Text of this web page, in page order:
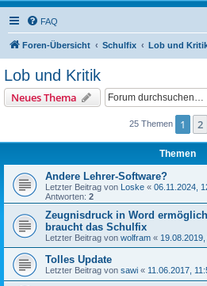
FAQ
Foren-Übersicht Schulfix Lob und
Lob und Kritik
Neues Thema
25 Themen 1 2
Themen
Andere Lehrer-Software?
Letzter Beitrag von Loske « 06.11.2024,
Antworten: 2
Zeugnisdruck in Word
braucht das Schulfix
Letzter Beitrag von wolfram « 19.08.2019,
Tolles Update
Letzter Beitrag von sawi « 11.06.2017,